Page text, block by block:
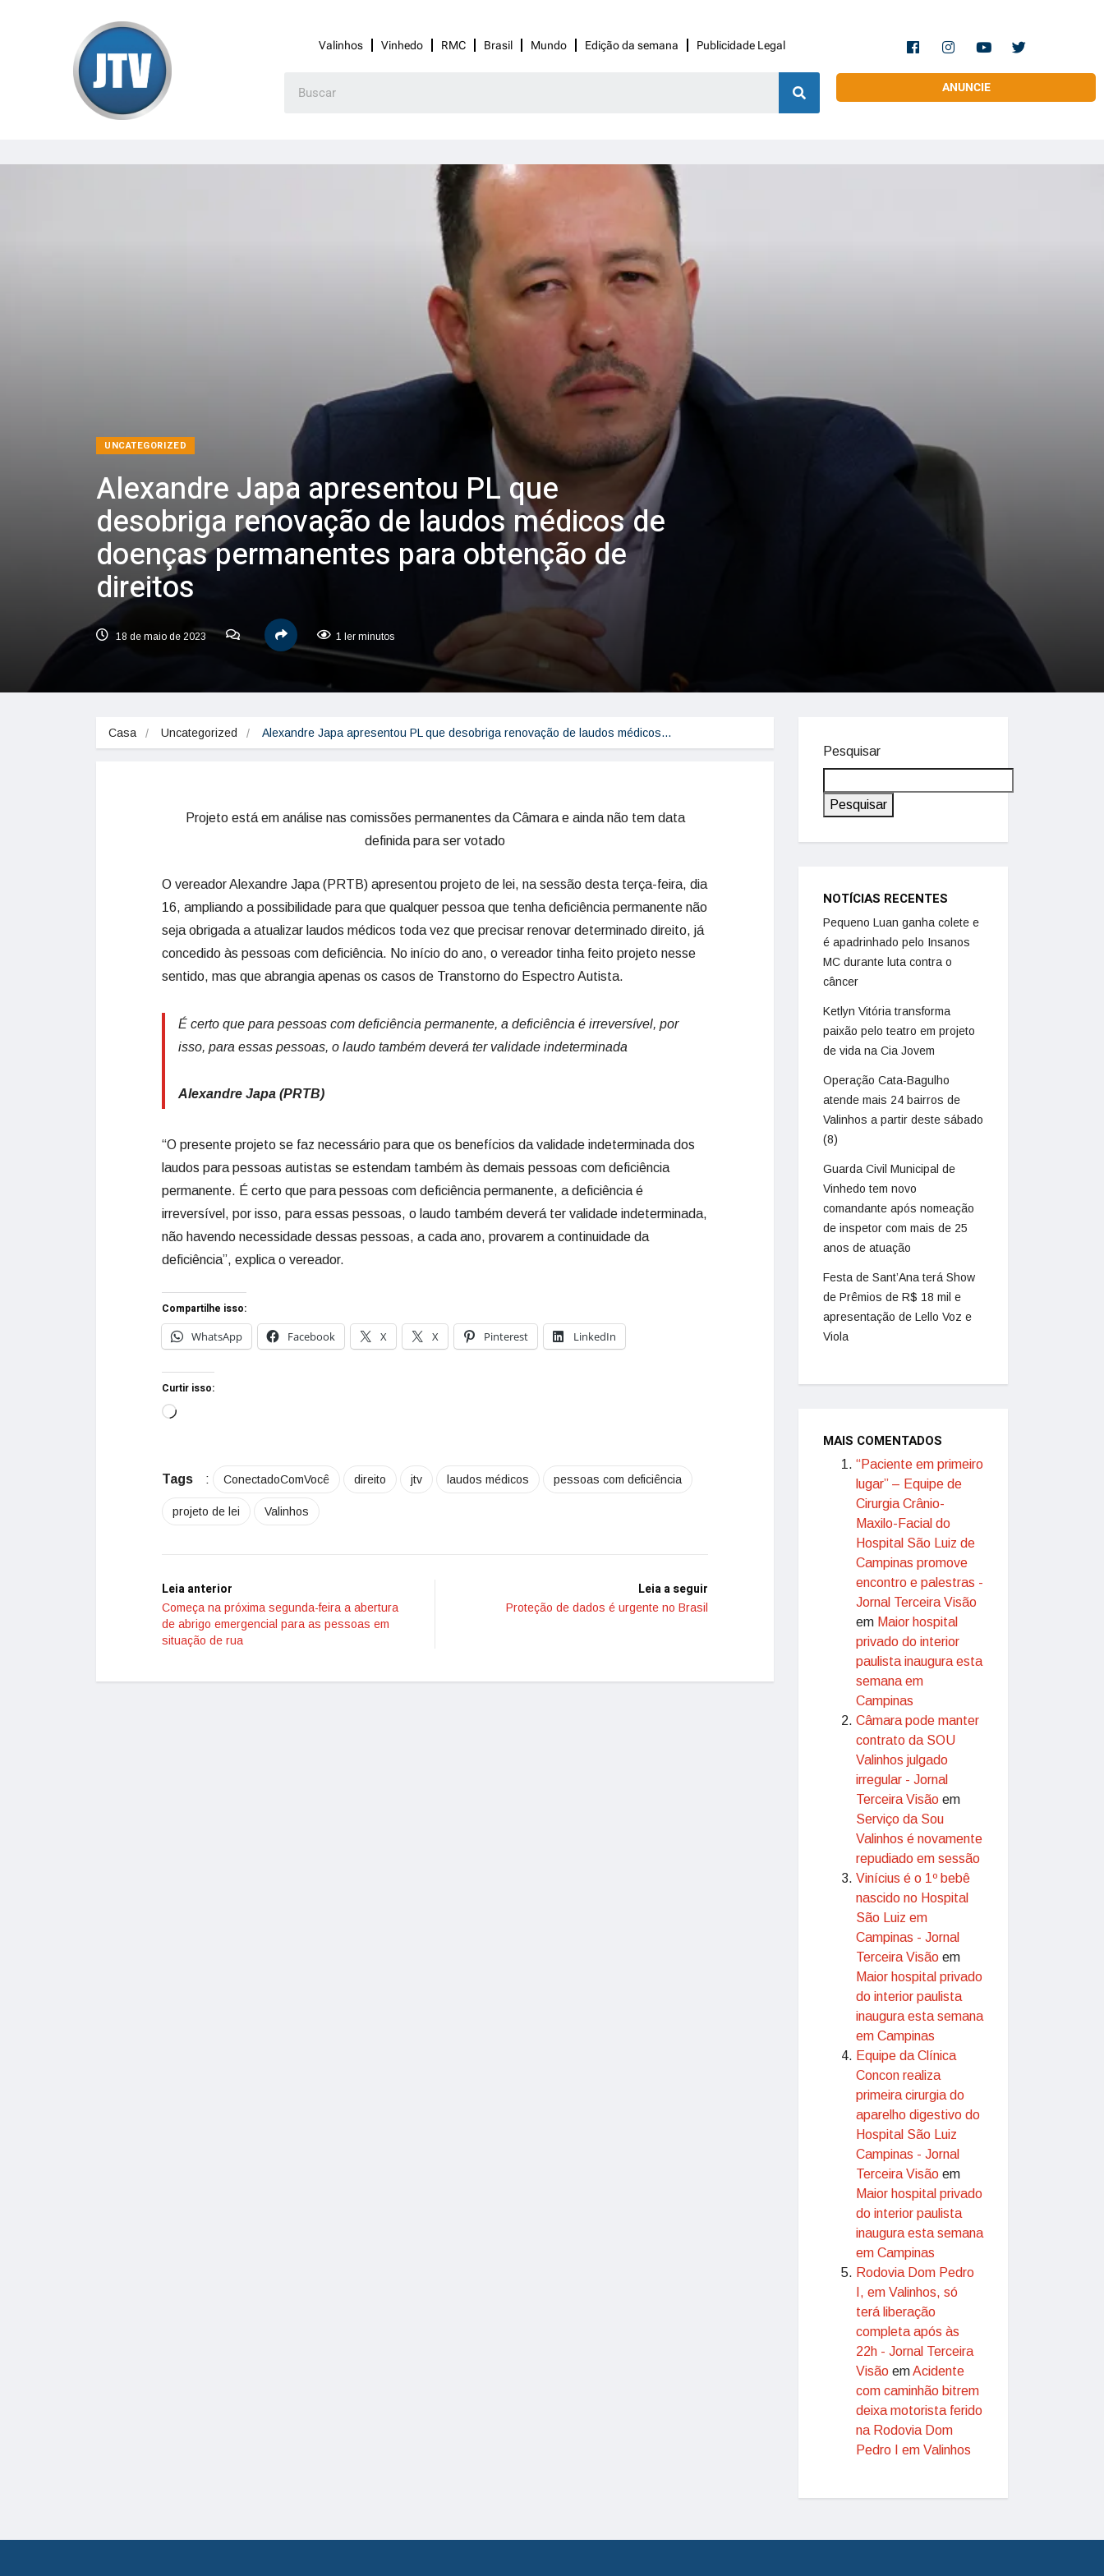
Valinhos Vinhedo RMC Brasil Mundo Edição da semana Publicidade Legal
ANUNCIE
UNCATEGORIZED
Alexandre Japa apresentou PL que
desobriga renovação de laudos médicos de
doenças permanentes para obtenção de
direitos
18 de maio de 2023 1 ler minutos
Casa Uncategorized Alexandre Japa apresentou PL que desobriga renovação de laudos médicos…
Projeto está em análise nas comissões permanentes da Câmara e ainda não tem data
definida para ser votado
O vereador Alexandre Japa (PRTB) apresentou projeto de lei, na sessão desta terça-feira, dia
16, ampliando a possibilidade para que qualquer pessoa que tenha deficiência permanente não
seja obrigada a atualizar laudos médicos toda vez que precisar renovar determinado direito, já
concedido às pessoas com deficiência. No início do ano, o vereador tinha feito projeto nesse
sentido, mas que abrangia apenas os casos de Transtorno do Espectro Autista.
É certo que para pessoas com deficiência permanente, a deficiência é irreversível, por
isso, para essas pessoas, o laudo também deverá ter validade indeterminada
Alexandre Japa (PRTB)
“O presente projeto se faz necessário para que os benefícios da validade indeterminada dos
laudos para pessoas autistas se estendam também às demais pessoas com deficiência
permanente. É certo que para pessoas com deficiência permanente, a deficiência é
irreversível, por isso, para essas pessoas, o laudo também deverá ter validade indeterminada,
não havendo necessidade dessas pessoas, a cada ano, provarem a continuidade da
deficiência”, explica o vereador.
Compartilhe isso:
WhatsApp
Facebook X X Pinterest LinkedIn
Curtir isso:
Tags : ConectadoComVocê direito jtv laudos médicos pessoas com deficiência
projeto de lei Valinhos
Leia anterior
Começa na próxima segunda-feira a abertura
de abrigo emergencial para as pessoas em
situação de rua
Leia a seguir
Proteção de dados é urgente no Brasil
Pesquisar
Pesquisar
NOTÍCIAS RECENTES
Pequeno Luan ganha colete e
é apadrinhado pelo Insanos
MC durante luta contra o
câncer
Ketlyn Vitória transforma
paixão pelo teatro em projeto
de vida na Cia Jovem
Operação Cata-Bagulho
atende mais 24 bairros de
Valinhos a partir deste sábado
(8)
Guarda Civil Municipal de
Vinhedo tem novo
comandante após nomeação
de inspetor com mais de 25
anos de atuação
Festa de Sant’Ana terá Show
de Prêmios de R$ 18 mil e
apresentação de Lello Voz e
Viola
MAIS COMENTADOS
“Paciente em primeiro
lugar” – Equipe de
Cirurgia Crânio-
Maxilo-Facial do
Hospital São Luiz de
Campinas promove
encontro e palestras -
Jornal Terceira Visão
em Maior hospital
privado do interior
paulista inaugura esta
semana em
Campinas
Câmara pode manter
contrato da SOU
Valinhos julgado
irregular - Jornal
Terceira Visão em
Serviço da Sou
Valinhos é novamente
repudiado em sessão
Vinícius é o 1º bebê
nascido no Hospital
São Luiz em
Campinas - Jornal
Terceira Visão em
Maior hospital privado
do interior paulista
inaugura esta semana
em Campinas
Equipe da Clínica
Concon realiza
primeira cirurgia do
aparelho digestivo do
Hospital São Luiz
Campinas - Jornal
Terceira Visão em
Maior hospital privado
do interior paulista
inaugura esta semana
em Campinas
Rodovia Dom Pedro
I, em Valinhos, só
terá liberação
completa após às
22h - Jornal Terceira
Visão emAcidente
com caminhão bitrem
deixa motorista ferido
na Rodovia Dom
Pedro I em Valinhos